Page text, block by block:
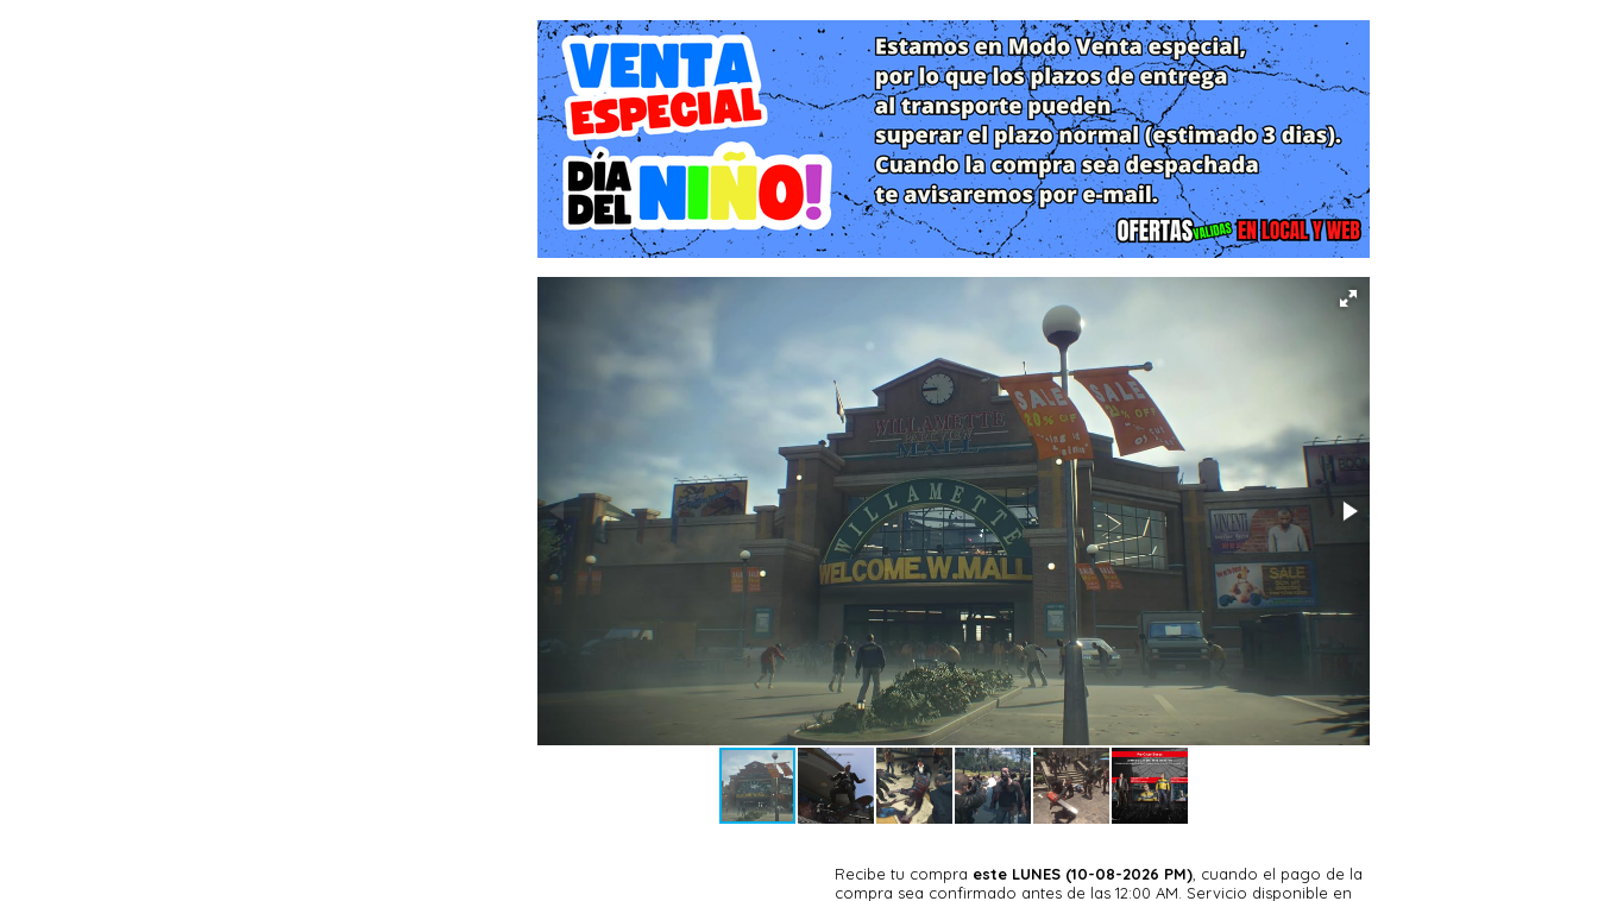
artículos alrededor del centro comercial para luchar contra zombis y personajes humanos hostiles no
jugadores conocidos como psicópatas, mientras rescata personajes humanos no jugadores
amigables conocidos como sobrevivientes. Además, el juego cuenta con un límite de tiempo
establecido de 72 horas, que el jugador tendrá que completar la historia antes de que expire el
tiempo.
Dead Rising fue lanzado el 8 de agosto de 2006, originalmente para Xbox 360. El juego se convirtió en
un éxito crítico y comercial, lo que lo llevó a ser introducido como parte de la alineación de Xbox 360
«Platinum Hits» y generar tres secuelas: Dead Rising 2 en septiembre de 2010, Dead Rising 3 en
noviembre de 2013 y Dead Rising 4 en diciembre de 2016.
Un port del juego fue desarrollado para Wii, Dead Rising: Chop Till You Drop, lanzado en febrero de
2009. Se desarrolló una versión para teléfonos móviles. Cómo parte de su décimo aniversario, la
versión original de Xbox 360 del juego fue relanzada el 13 de septiembre de 2016 para PlayStation 4, PC
Recibe tu compra este LUNES (10-08-2026 PM) , cuando el pago de la
compra sea confirmado antes de las 12:00 AM. Servicio disponible en